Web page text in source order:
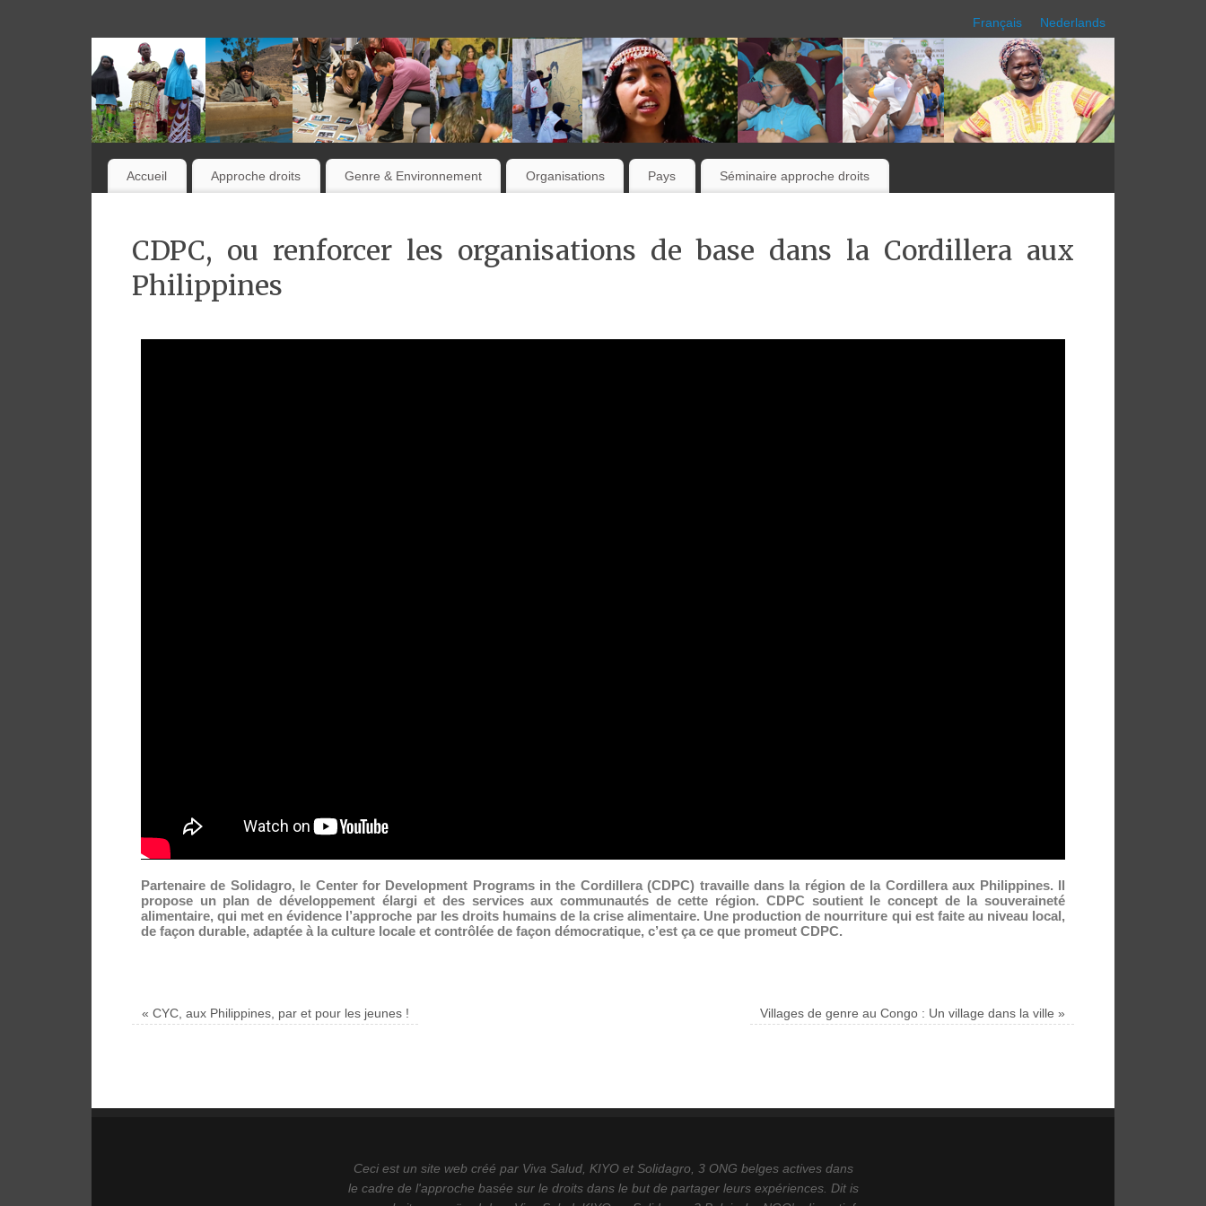
Français Nederlands
Accueil Approche droits Genre & Environnement Organisations Pays Séminaire approche droits
CDPC, ou renforcer les organisations de base dans la Cordillera aux
Philippines
Partenaire de Solidagro, le Center for Development Programs in the Cordillera (CDPC) travaille dans la région de la Cordillera aux Philippines. Il
propose un plan de développement élargi et des services aux communautés de cette région. CDPC soutient le concept de la souveraineté
alimentaire, qui met en évidence l’approche par les droits humains de la crise alimentaire. Une production de nourriture qui est faite au niveau local,
de façon durable, adaptée à la culture locale et contrôlée de façon démocratique, c’est ça ce que promeut CDPC.
« CYC, aux Philippines, par et pour les jeunes ! Villages de genre au Congo : Un village dans la ville »
Ceci est un site web créé par Viva Salud, KIYO et Solidagro, 3 ONG belges actives dans
le cadre de l'approche basée sur le droits dans le but de partager leurs expériences. Dit is